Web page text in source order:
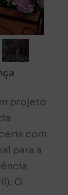
projeto
com
para a
O